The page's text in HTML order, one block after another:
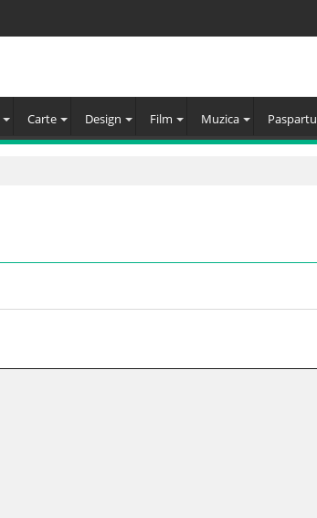
Carte Design Film Muzica Paspartu